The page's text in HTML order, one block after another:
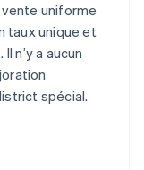
vente uniforme
taux unique et
n’y a aucun
spécial.